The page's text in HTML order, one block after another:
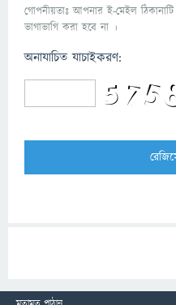
গোপনীয়তাঃ আপনার ই-মেইল
ভাগাভাগি করা হবে না ।
অনাযাচিত যাচাইকরণ: